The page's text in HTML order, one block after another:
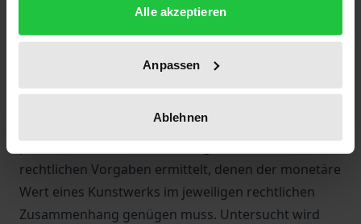
Alle akzeptieren
Anpassen
Ablehnen
Standards für die anlassgerechte Bewertung von
Kunstbeständen im Privat- und Betriebsvermögen.
In einem Grundlagenteil werden zunächst die
aufbauend werden sodann für die
rechtlichen Vorgaben ermittelt, denen der monetäre
Wert eines Kunstwerks im jeweiligen rechtlichen
Zusammenhang genügen muss. Untersucht wird